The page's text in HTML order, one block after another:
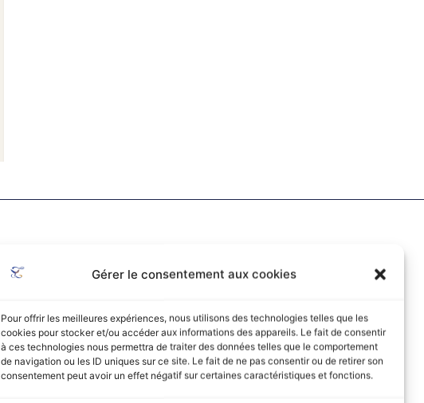
Gérer le consentement aux cookies
Pour offrir les meilleures expériences, nous utilisons des technologies telles que les
cookies pour stocker et/ou accéder aux informations des appareils. Le fait de consentir
à ces technologies nous permettra de traiter des données telles que le comportement
de navigation ou les ID uniques sur ce site. Le fait de ne pas consentir ou de retirer son
consentement peut avoir un effet négatif sur certaines caractéristiques et fonctions.